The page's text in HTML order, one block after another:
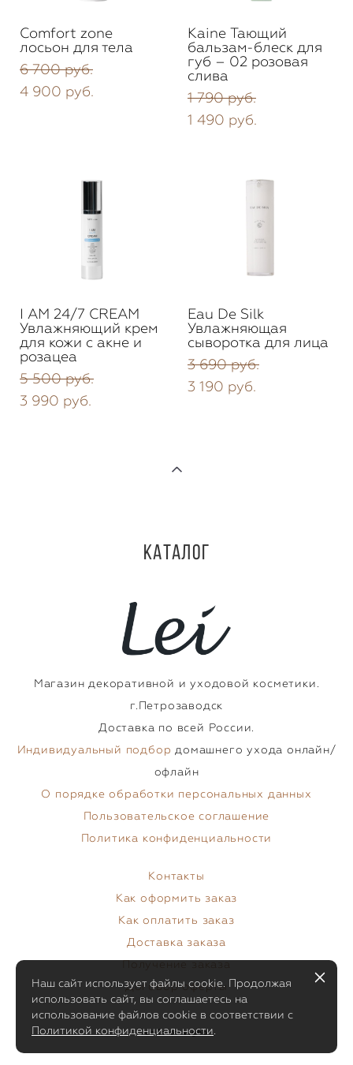
Comfort zone
лосьон для тела
6 700 pуб.
4 900 pуб.
Kaine Тающий
бальзам-блеск для
губ – 02 розовая
слива
1 790 pуб.
1 490 pуб.
I AM 24/7 CREAM
Увлажняющий крем
для кожи с акне и
розацеа
5 500 pуб.
3 990 pуб.
Eau De Silk
Увлажняющая
сыворотка для лица
3 690 pуб.
3 190 pуб.
Каталог
Магазин декоративной и уходовой косметики.
г.Петрозаводск
Доставка по всей России.
Индивидуальный подбор домашнего ухода онлайн/
офлайн
О порядке обработки персональных данных
Пользовательское соглашение
Политика конфиденциальности
Контакты
Как оформить заказ
Как оплатить заказ
Доставка заказа
Получение заказа
Договор оферты
сайт от vigbo
Наш сайт использует файлы cookie. Продолжая
использовать сайт, вы соглашаетесь на
использование файлов cookie в соответствии с
Политикой конфиденциальности